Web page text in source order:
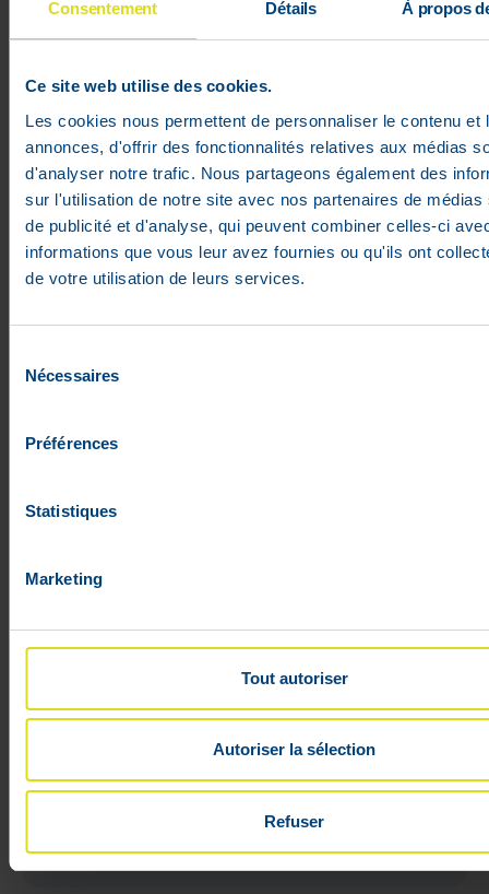
Consentement Détails À propos
Ce site web utilise des cookies.
Les cookies nous permettent de personnaliser le contenu et
annonces, d'offrir des fonctionnalités relatives aux médias
d'analyser notre trafic. Nous partageons également des
sur l'utilisation de notre site avec nos partenaires de médias
de publicité et d'analyse, qui peuvent combiner celles-ci
informations que vous leur avez fournies ou qu'ils ont
de votre utilisation de leurs services.
Nécessaires
Préférences
Statistiques
Marketing
Tout autoriser
Autoriser la sélection
Refuser
Flexofytol Forte 84 Comprimés
Pelliculés
En stock
Flexofytol Forte 28 comprimés
23,50€